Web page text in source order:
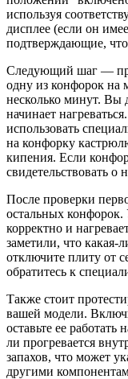
используя
дисплее (если он
подтверждающие, что
Следующий шаг —
одну из конфорок на
несколько минут. Вы
начинает
использовать
на конфорку
кипения. Если
свидетельствовать о
После проверки
остальных конфорок.
корректно и
заметили, что какая-
отключите плиту от
обратитесь к
Также стоит
вашей модели.
оставьте ее
ли прогревается
запахов, что может
другими